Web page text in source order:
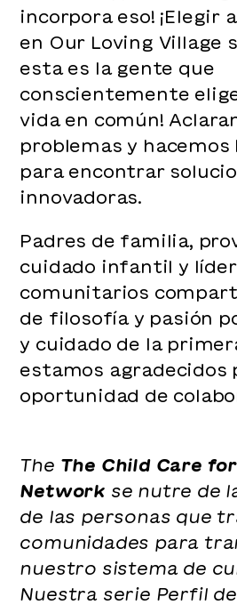
incorpora eso! ¡Elegir
en Our Loving Village
esta es la gente que
conscientemente
vida en común!
problemas y hacemos
para encontrar
innovadoras.
Padres de familia,
cuidado infantil y
comunitarios
de filosofía y pasión
y cuidado de la
estamos agradecidos
oportunidad de
The The Child Care
Network se nutre de
de las personas que
comunidades para
nuestro sistema de
Nuestra serie Perfil